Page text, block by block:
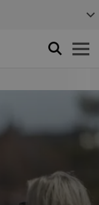
Suche Öffnen